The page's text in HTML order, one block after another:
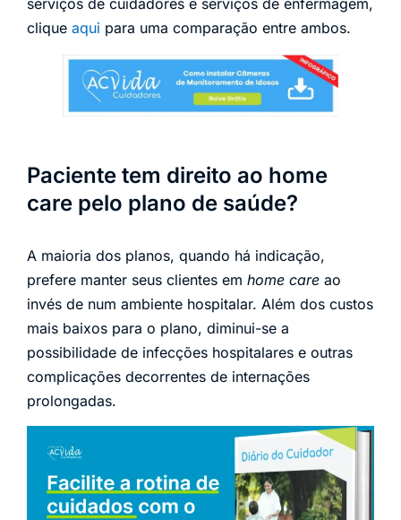
serviços de cuidadores e serviços de enfermagem,
clique aqui para uma comparação entre ambos.
Paciente tem direito ao home
care pelo plano de saúde?
A maioria dos planos, quando há indicação,
prefere manter seus clientes em home care ao
invés de num ambiente hospitalar. Além dos custos
mais baixos para o plano, diminui-se a
possibilidade de infecções hospitalares e outras
complicações decorrentes de internações
prolongadas.